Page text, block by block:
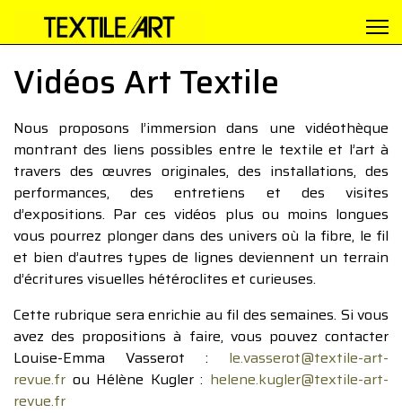
Vidéos Art Textile
Nous proposons l’immersion dans une vidéothèque
montrant des liens possibles entre le textile et l’art à
travers des œuvres originales, des installations, des
performances, des entretiens et des visites
d’expositions. Par ces vidéos plus ou moins longues
vous pourrez plonger dans des univers où la fibre, le fil
et bien d’autres types de lignes deviennent un terrain
d’écritures visuelles hétéroclites et curieuses.
Cette rubrique sera enrichie au fil des semaines. Si vous
avez des propositions à faire, vous pouvez contacter
Louise-Emma Vasserot : le.vasserot@textile-art-
revue.fr ou Hélène Kugler : helene.kugler@textile-art-
revue.fr